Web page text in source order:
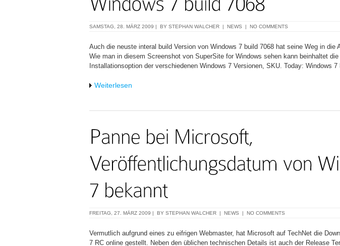
SAMSTAG, 28. MÄRZ 2009 | BY STEPHAN WALCHER NEWS NO COMMENTS
Auch die neuste interal build Version von Windows 7 build 7068 hat seine Weg in die
Wie man in diesem Screenshot von SuperSite for Windows sehen kann beinhaltet
Installationsoption der verschiedenen Windows 7 Versionen, SKU. Today: Windows
Weiterlesen
FREITAG, 27. MÄRZ 2009 | BY STEPHAN WALCHER | NEWS | NO COMMENTS
Vermutlich aufgrund eines zu eifrigen Webmaster, hat Microsoft auf TechNet die
7 RC online gestellt. Neben den üblichen technischen Details ist auch der Release